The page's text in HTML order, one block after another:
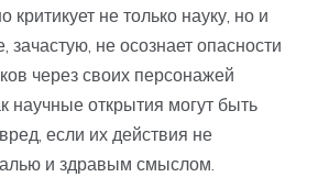
критикует не только науку, но и
зачастую, не осознает опасности
через своих персонажей
научные открытия могут быть
если их действия не
и здравым смыслом.